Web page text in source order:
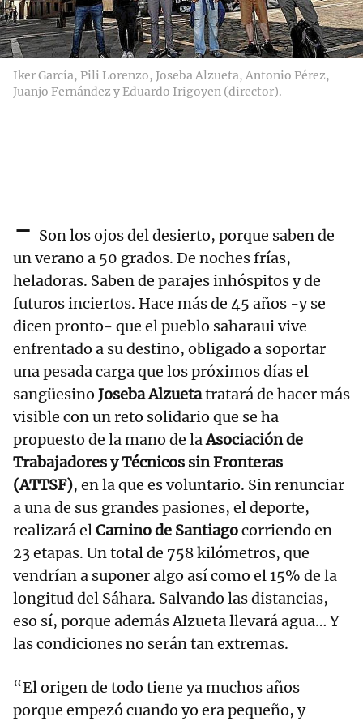
Iker García, Pili Lorenzo, Joseba Alzueta, Antonio Pérez,
Juanjo Fernández y Eduardo Irigoyen (director).
- Son los ojos del desierto, porque saben de
un verano a 50 grados. De noches frías,
heladoras. Saben de parajes inhóspitos y de
futuros inciertos. Hace más de 45 años -y se
dicen pronto- que el pueblo saharaui vive
enfrentado a su destino, obligado a soportar
una pesada carga que los próximos días el
sangüesino Joseba Alzuetatratará de hacer más
visible con un reto solidario que se ha
propuesto de la mano de laAsociación de
Trabajadores y Técnicos sin Fronteras
(ATTSF), en la que es voluntario. Sin renunciar
a una de sus grandes pasiones, el deporte,
realizará elCamino de Santiagocorriendo en
23 etapas. Un total de 758 kilómetros, que
vendrían a suponer algo así como el 15% de la
longitud del Sáhara. Salvando las distancias,
eso sí, porque además Alzueta llevará agua… Y
las condiciones no serán tan extremas.
“El origen de todo tiene ya muchos años
porque empezó cuando yo era pequeño, y